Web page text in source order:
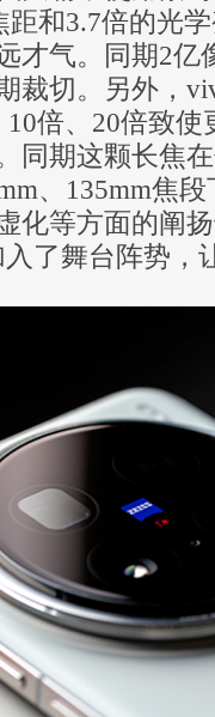
距和3.7倍的光
才气。同期2亿
裁切。另外，
倍、20倍致
同期这颗长焦
、135mm焦
化等方面的阐
了舞台阵势，